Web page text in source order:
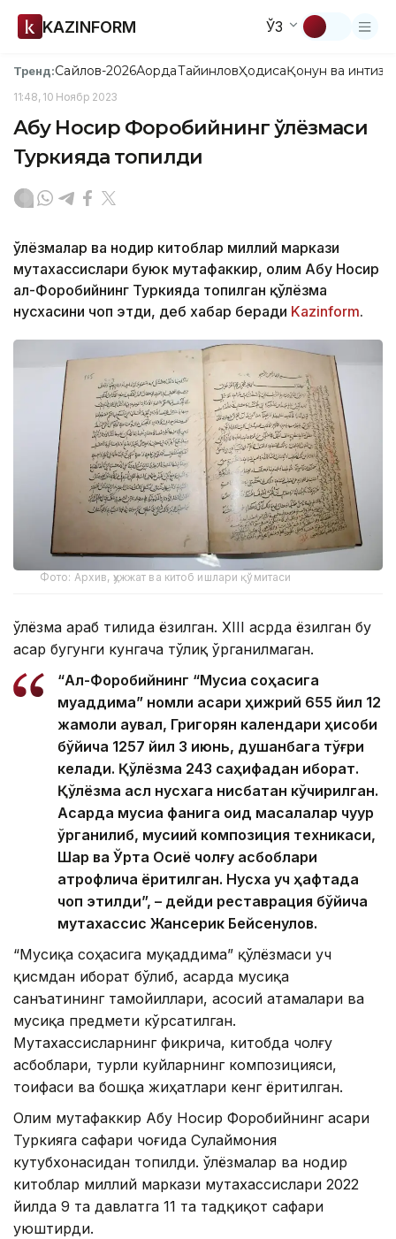
KAZINFORM ЎЗ
Тренд:Сайлов-2026АқордаТайинловҲодисаҚонун ва
11:48, 10 Ноябр 2023
Абу Носир Форобийнинг қўлёзмаси
Туркияда топилди
Қўлёзмалар ва нодир китоблар миллий маркази
мутахассислари буюк мутафаккир, олим Абу Носир
ал-Форобийнинг Туркияда топилган қўлёзма
нусхасини чоп этди, деб хабар беради Kazinform.
Фото: Архив, ҳужжат ва китоб ишлари қўмитаси
Қўлёзма араб тилида ёзилган. XIII асрда ёзилган бу
асар бугунги кунгача тўлиқ ўрганилмаган.
“Ал-Форобийнинг “Мусиқа соҳасига
муқаддима” номли асари ҳижрий 655 йил 12
жамоли аувал, Григорян календари ҳисоби
бўйича 1257 йил 3 июнь, душанбага тўғри
келади. Қўлёзма 243 саҳифадан иборат.
Қўлёзма асл нусхага нисбатан кўчирилган.
Асарда мусиқа фанига оид масалалар чуқур
ўрганилиб, мусиқий композиция техникаси,
Шарқ ва Ўрта Осиё чолғу асбоблари
атрофлича ёритилган. Нусха уч ҳафтада
чоп этилди”, – дейди реставрация бўйича
мутахассис Жансерик Бейсенқулов.
“Мусиқа соҳасига муқаддима” қўлёзмаси уч
қисмдан иборат бўлиб, асарда мусиқа
санъатининг тамойиллари, асосий атамалари ва
мусиқа предмети кўрсатилган.
Мутахассисларнинг фикрича, китобда чолғу
асбоблари, турли куйларнинг композицияси,
тоифаси ва бошқа жиҳатлари кенг ёритилган.
Олим мутафаккир Абу Носир Форобийнинг асари
Туркияга сафари чоғида Сулаймония
кутубхонасидан топилди. Қўлёзмалар ва нодир
китоблар миллий маркази мутахассислари 2022
йилда 9 та давлатга 11 та тадқиқот сафари
уюштирди.